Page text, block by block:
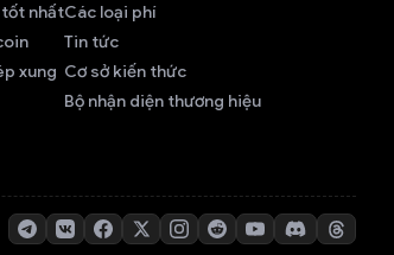
tốt nhất
xung
Các loại phí
Tin tức
Cơ sở kiến thức
Bộ nhận diện thương hiệu